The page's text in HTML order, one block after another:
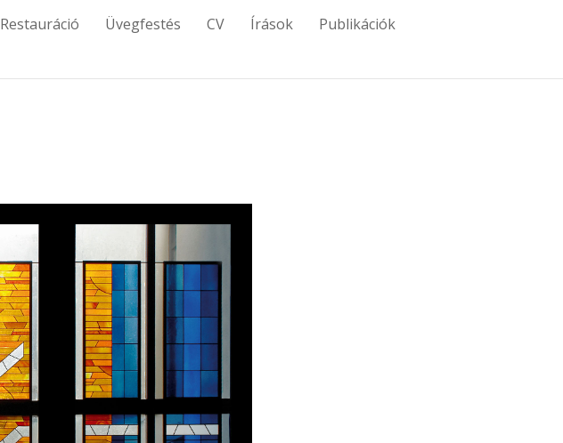
Restauráció Üvegfestés CV Írások
Publikációk